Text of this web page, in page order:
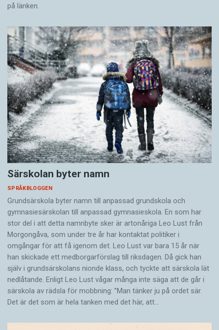
på länken.
Särskolan byter namn
SPRÅKBLOGGEN
Grundsärskola byter namn till anpassad grundskola och
gymnasiesärskolan till anpassad gymnasieskola. En som har
stor del i att detta namnbyte sker är artonåriga Leo Lust från
Morgongåva, som under tre år har kontaktat politiker i
omgångar för att få igenom det. Leo Lust var bara 15 år när
han skickade ett medborgarförslag till riksdagen. Då gick han
själv i grundsärskolans nionde klass, och tyckte att särskola lät
nedlåtande. Enligt Leo Lust vågar många inte säga att de går i
särskola av rädsla för mobbning: ”Man tänker ju på ordet sär.
Det är det som är hela tanken med det här, att…